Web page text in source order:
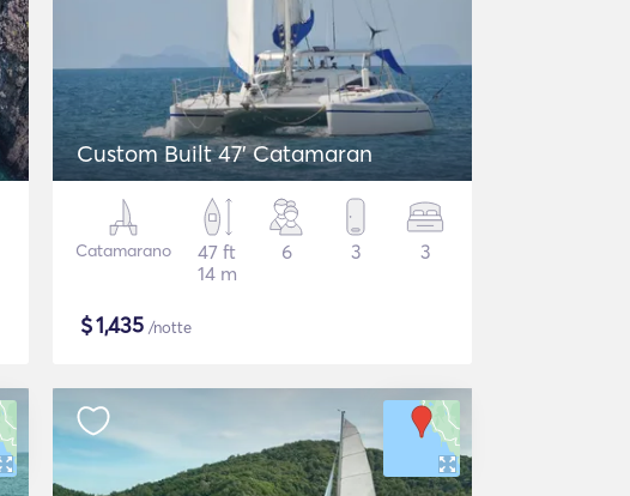
Custom Built 47' Catamaran
Catamarano
47 ft
14 m
6 3 3
$1,435 /notte